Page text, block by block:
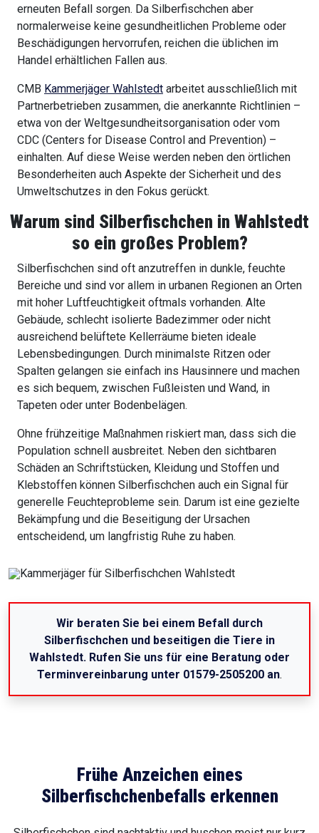
erneuten Befall sorgen. Da Silberfischchen aber
normalerweise keine gesundheitlichen Probleme oder
Beschädigungen hervorrufen, reichen die üblichen im
Handel erhältlichen Fallen aus.
CMB Kammerjäger Wahlstedt arbeitet ausschließlich mit
Partnerbetrieben zusammen, die anerkannte Richtlinien –
etwa von der Weltgesundheitsorganisation oder vom
CDC (Centers for Disease Control and Prevention) –
einhalten. Auf diese Weise werden neben den örtlichen
Besonderheiten auch Aspekte der Sicherheit und des
Umweltschutzes in den Fokus gerückt.
Warum sind Silberfischchen in Wahlstedt
so ein großes Problem?
Silberfischchen sind oft anzutreffen in dunkle, feuchte
Bereiche und sind vor allem in urbanen Regionen an Orten
mit hoher Luftfeuchtigkeit oftmals vorhanden. Alte
Gebäude, schlecht isolierte Badezimmer oder nicht
ausreichend belüftete Kellerräume bieten ideale
Lebensbedingungen. Durch minimalste Ritzen oder
Spalten gelangen sie einfach ins Hausinnere und machen
es sich bequem, zwischen Fußleisten und Wand, in
Tapeten oder unter Bodenbelägen.
Ohne frühzeitige Maßnahmen riskiert man, dass sich die
Population schnell ausbreitet. Neben den sichtbaren
Schäden an Schriftstücken, Kleidung und Stoffen und
Klebstoffen können Silberfischchen auch ein Signal für
generelle Feuchteprobleme sein. Darum ist eine gezielte
Bekämpfung und die Beseitigung der Ursachen
entscheidend, um langfristig Ruhe zu haben.
Wir beraten Sie bei einem Befall durch
Silberfischchen und beseitigen die Tiere in
Wahlstedt. Rufen Sie uns für eine Beratung oder
Terminvereinbarung unter 01579-2505200 an.
Frühe Anzeichen eines
Silberfischchenbefalls erkennen